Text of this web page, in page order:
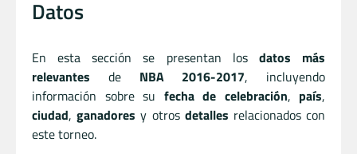
Datos
En esta sección se presentan los datos más
relevantes de NBA 2016-2017, incluyendo
información sobre su fecha de celebración, país,
ciudad,ganadores y otros detalles relacionados con
este torneo.